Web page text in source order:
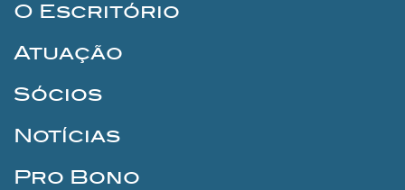
O Escritório
Atuação
Sócios
Notícias
Pro Bono